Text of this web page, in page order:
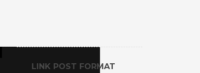
LINK POST FORMAT